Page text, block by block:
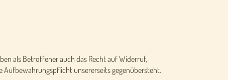
als Betroffener auch das Recht auf Widerruf,
Aufbewahrungspflicht unsererseits gegenübersteht.